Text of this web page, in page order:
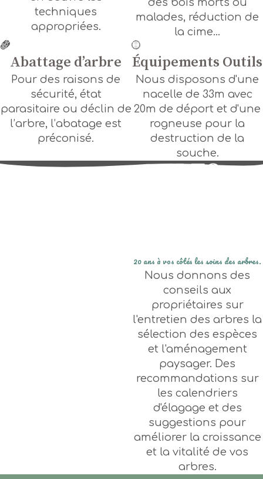
techniques
appropriées.
des bois morts ou
malades, réduction de
la cime...
Abattage dʼarbre
Pour des raisons de
sécurité, état
parasitaire ou déclin de
l’arbre, l’abatage est
préconisé.
Équipements Outils
Nous disposons d'une
nacelle de 33m avec
20m de déport et d'une
rogneuse pour la
destruction de la
souche.
LES
20 ans à vos côtés les soins des arbres.
Nous donnons des
conseils aux
propriétaires sur
l'entretien des arbres la
sélection des espèces
et l'aménagement
paysager. Des
recommandations sur
les calendriers
d'élagage et des
suggestions pour
améliorer la croissance
et la vitalité de vos
arbres.